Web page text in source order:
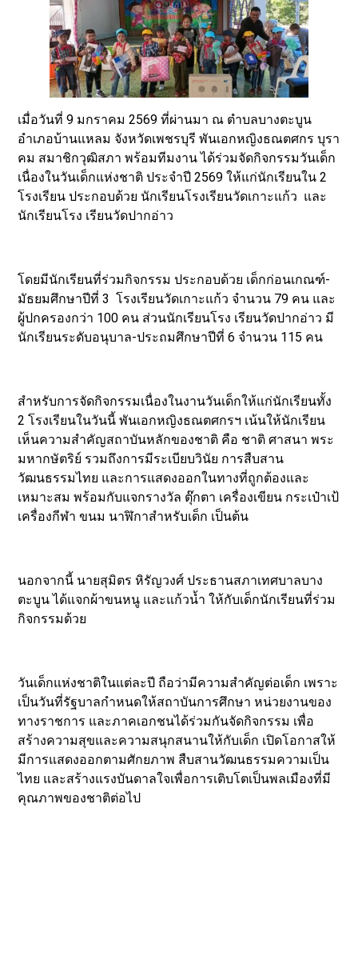
เมื่อวันที่ 9 มกราคม 2569 ที่ผ่านมา ณ ตำบลบางตะบูน
อำเภอบ้านแหลม จังหวัดเพชรบุรี พันเอกหญิงธณตศกร บุรา
คม สมาชิกวุฒิสภา พร้อมทีมงาน ได้ร่วมจัดกิจกรรมวันเด็ก
เนื่องในวันเด็กแห่งชาติ ประจำปี 2569 ให้แก่นักเรียนใน 2
โรงเรียน ประกอบด้วย นักเรียนโรงเรียนวัดเกาะแก้ว และ
นักเรียนโรง เรียนวัดปากอ่าว
โดยมีนักเรียนที่ร่วมกิจกรรม ประกอบด้วย เด็กก่อนเกณฑ์-
มัธยมศึกษาปีที่ 3 โรงเรียนวัดเกาะแก้ว จำนวน 79 คน และ
ผู้ปกครองกว่า 100 คน ส่วนนักเรียนโรง เรียนวัดปากอ่าว มี
นักเรียนระดับอนุบาล-ประถมศึกษาปีที่ 6 จำนวน 115 คน
สำหรับการจัดกิจกรรมเนื่องในงานวันเด็กให้แก่นักเรียนทั้ง
2 โรงเรียนในวันนี้ พันเอกหญิงธณตศกรฯ เน้นให้นักเรียน
เห็นความสำคัญสถาบันหลักของชาติ คือ ชาติ ศาสนา พระ
มหากษัตริย์ รวมถึงการมีระเบียบวินัย การสืบสาน
วัฒนธรรมไทย และการแสดงออกในทางที่ถูกต้องและ
เหมาะสม พร้อมกับแจกรางวัล ตุ๊กตา เครื่องเขียน กระเป๋าเป้
เครื่องกีฬา ขนม นาฬิกาสำหรับเด็ก เป็นต้น
นอกจากนี้ นายสุมิตร หิรัญวงศ์ ประธานสภาเทศบาลบาง
ตะบูน ได้แจกผ้าขนหนู และแก้วน้ำ ให้กับเด็กนักเรียนที่ร่วม
กิจกรรมด้วย
วันเด็กแห่งชาติในแต่ละปี ถือว่ามีความสำคัญต่อเด็ก เพราะ
เป็นวันที่รัฐบาลกำหนดให้สถาบันการศึกษา หน่วยงานของ
ทางราชการ และภาคเอกชนได้ร่วมกันจัดกิจกรรม เพื่อ
สร้างความสุขและความสนุกสนานให้กับเด็ก เปิดโอกาสให้
มีการแสดงออกตามศักยภาพ สืบสานวัฒนธรรมความเป็น
ไทย และสร้างแรงบันดาลใจเพื่อการเติบโตเป็นพลเมืองที่มี
คุณภาพของชาติต่อไป